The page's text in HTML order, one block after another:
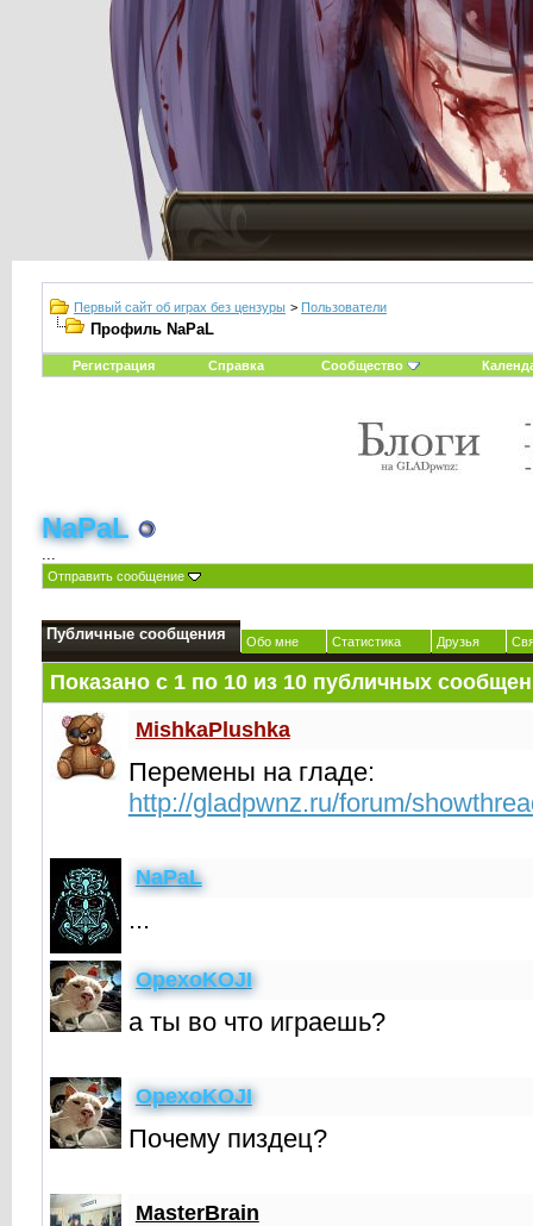
Первый сайт об играх без цензуры > Пользователи
Профиль NaPaL
Регистрация Справка Сообщество
NaPaL
...
Отправить сообщение
Публичные сообщения Обо мне Статистика Друзья
Показано с 1 по 10из 10публичных
MishkaPlushka
Перемены на гладе:
http://gladpwnz.ru/forum/
NaPaL
...
OpexoKOJI
а ты во что играешь?
OpexoKOJI
Почему пиздец?
MasterBrain